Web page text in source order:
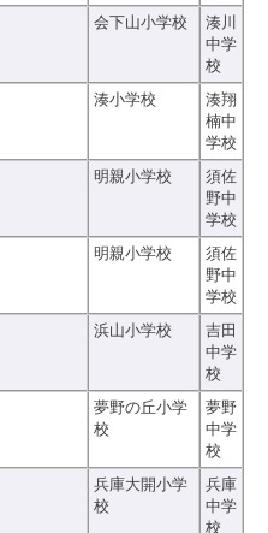
会下山小学校
湊川
中学
校
湊小学校
湊翔
楠中
学校
明親小学校
須佐
野中
学校
明親小学校
須佐
野中
学校
浜山小学校
吉田
中学
校
夢野の丘小学
校
夢野
中学
校
兵庫大開小学
校
兵庫
中学
校